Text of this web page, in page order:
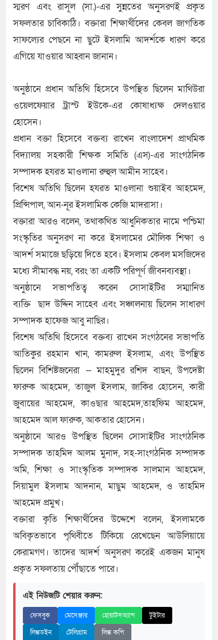
স্মরণ এবং রাসূল (সা.)-এর সুন্নতের অনুসরণই প্রকৃত
সফলতার চাবিকাঠি। বক্তারা শিক্ষার্থীদের কেবল জাগতিক
সাফল্যের পেছনে না ছুটে ইসলামি আদর্শকে ধারণ করে
এগিয়ে যাওয়ার আহ্বান জানান।
অনুষ্ঠানে প্রধান অতিথি হিসেবে উপস্থিত ছিলেন মাথিউরা
ওয়েলফেয়ার ট্রাস্ট ইউকে-এর কোষাধ্যক্ষ দেলওয়ার
হোসেন।
প্রধান বক্তা হিসেবে বক্তব্য রাখেন বাংলাদেশ প্রাথমিক
বিদ্যালয় সহকারী শিক্ষক সমিতি (এস)-এর সাংগঠনিক
সম্পাদক হযরত মাওলানা রুহুল আমীন সাহেব।
বিশেষ অতিথি ছিলেন হযরত মাওলানা শুয়াইব আহমেদ,
প্রিন্সিপাল, আন-নূর ইসলামিক কেজি মাদরাসা।
বক্তারা আরও বলেন, তথাকথিত আধুনিকতার নামে পশ্চিমা
সংস্কৃতির অনুসরণ না করে ইসলামের মৌলিক শিক্ষা ও
আদর্শ সমাজে ছড়িয়ে দিতে হবে। ইসলাম কেবল মসজিদের
মধ্যে সীমাবদ্ধ নয়, বরং তা একটি পরিপূর্ণ জীবনব্যবস্থা।
অনুষ্ঠানে সভাপতিত্ব করেন সোসাইটির সম্মানিত
ব্যক্তি ছাদ উদ্দিন সাহেব এবং সঞ্চালনায় ছিলেন সাধারণ
সম্পাদক হাফেজ আবু নাছির।
বিশেষ অতিথি হিসেবে বক্তব্য রাখেন সংগঠনের সভাপতি
আতিকুর রহমান খান, কামরুল ইসলাম, এবং উপস্থিত
ছিলেন বিশিষ্টজনেরা — মাহমুদুর রশিদ বাছন, উপদেষ্টা
ফারুক আহমেদ, তাজুল ইসলাম, জাকির হোসেন, কারী
জুবায়ের আহমেদ, কাওছার আহমেদ,তাহফিম আহমেদ,
আহমেদ আল ফারুক, আকতার হোসেন।
অনুষ্ঠানে আরও উপস্থিত ছিলেন সোসাইটির সাংগঠনিক
সম্পাদক তাহমিদ আলম মুনাদ, সহ-সাংগঠনিক সম্পাদক
অমি, শিক্ষা ও সাংস্কৃতিক সম্পাদক সালমান আহমেদ,
সিয়ামুল ইসলাম আদনান, মাছুম আহমেদ, ও তাহমিদ
আহমেদ প্রমুখ।
বক্তারা কৃতি শিক্ষার্থীদের উদ্দেশে বলেন, ইসলামকে
অবিকৃতভাবে পৃথিবীতে টিকিয়ে রেখেছেন আউলিয়ায়ে
কেরামগণ। তাদের আদর্শ অনুসরণ করেই একজন মানুষ
প্রকৃত সফলতায় পৌঁছাতে পারে।
এই নিউজটি শেয়ার করুন:
ফেসবুক মেসেঞ্জার হোয়াটসঅ্যাপ
টুইটার
লিঙ্কডইন
টেলিগ্রাম লিঙ্ক কপি